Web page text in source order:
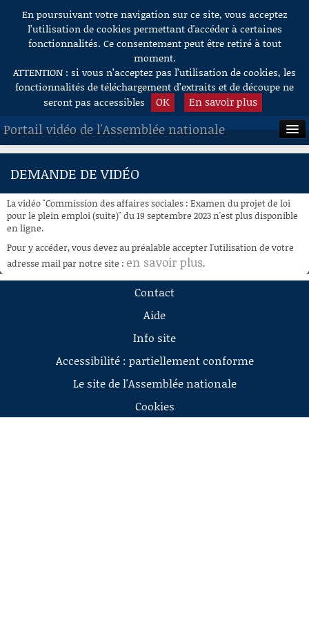
Aller au contenu
En poursuivant votre navigation sur ce site, vous acceptez
l’utilisation de cookies permettant d'accéder à certaines
fonctionnalités. Ce consentement peut être retiré à tout
moment.
ATTENTION : si vous n’acceptez pas l’utilisation de cookies, les
fonctionnalités de téléchargement d’extraits et de découpe ne
seront pas accessibles
OK En savoir plus
Portail vidéo de l'Assemblée nationale
ACCUEIL
À LA DEMANDE
RECHERCHE
AIDE À LA DÉCOUPE
DE VIDÉOS
DEMANDE DE VIDÉO
La vidéo "Commission des affaires sociales : Examen du projet de loi
pour le plein emploi (suite)" du 19 septembre 2023 n'est plus disponible
en ligne.
Pour y accéder, vous devez au préalable accepter l'utilisation de votre
adresse mail par notre site : en savoir plus.
Contact
Aide
Info site
Accessibilité : partiellement conforme
Le site de l'Assemblée nationale
Cookies